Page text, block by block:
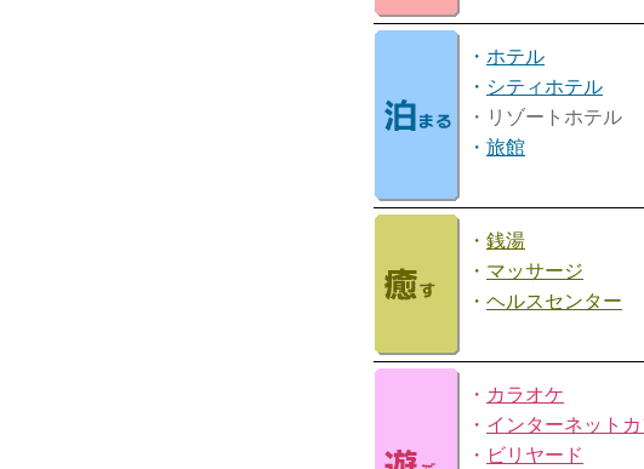
・ ホテル
・ シティホテル
・リゾートホテル
・ 旅館
・ 銭湯
・ マッサージ
・ ヘルスセンター
・ カラオケ
・ インターネットカ
・ ビリヤード